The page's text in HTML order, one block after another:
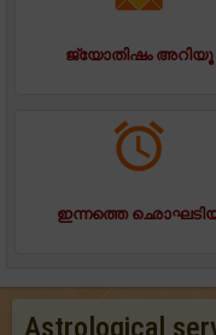
ജ്യോതിഷം അറിയൂ
ഇന്നത്തെ
Astrological